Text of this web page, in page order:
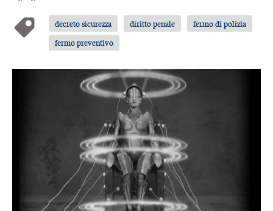
decreto sicurezza diritto penale
fermo di polizia
fermo preventivo